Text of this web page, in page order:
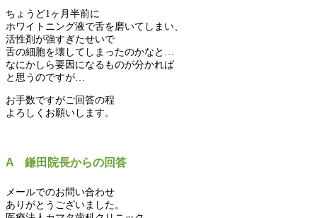
ちょうど1ヶ月半前に
ホワイトニング液で舌を磨いてしまい、
活性剤が強すぎたせいで
舌の細胞を壊してしまったのかなと…
なにかしら要因になるものが分かれば
と思うのですが…
お手数ですがご回答の程
よろしくお願いします。
A 鎌田院長からの回答
メールでのお問い合わせ
ありがとうございました。